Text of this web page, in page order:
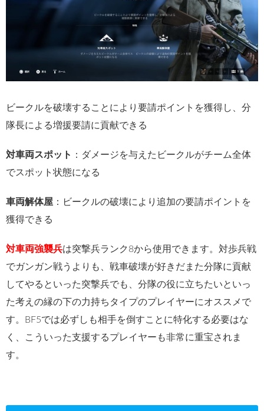
ビークルを破壊することにより要請ポイントを獲得し、分
隊長による増援要請に貢献できる
対車両スポット
：ダメージを与えたビークルがチーム全体
でスポット状態になる
車両解体屋 ：ビークルの破壊により追加の要請ポイントを
獲得できる
対車両強襲兵は突撃兵ランク8から使用できます。対歩兵戦
でガンガン戦うよりも、戦車破壊が好きだまた分隊に貢献
してやるといった突撃兵でも、分隊の役に立ちたいといっ
た考えの縁の下の力持ちタイプのプレイヤーにオススメで
す。BF5では必ずしも相手を倒すことに特化する必要はな
く、こういった支援するプレイヤーも非常に重宝されま
す。